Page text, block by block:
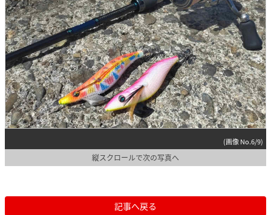
(画像 No.6/9)
縦スクロールで次の写真へ
記事へ戻る